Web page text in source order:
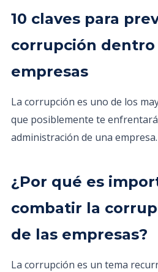
10 claves para
corrupción dentro
empresas
La corrupción es uno de los
que posiblemente te
administración de una empresa.
¿Por qué es
combatir la
de las empresas?
La corrupción es un tema